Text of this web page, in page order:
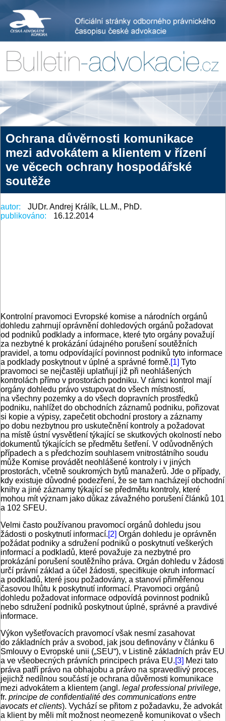
Ochrana důvěrnosti komunikace
mezi advokátem a klientem v řízení
ve věcech ochrany hospodářské
soutěže
autor:
JUDr. Andrej Králík, LL.M., PhD.
publikováno:
16.12.2014
Kontrolní pravomoci Evropské komise a národních orgánů
dohledu zahrnují oprávnění dohledových orgánů požadovat
od podniků podklady a informace, které tyto orgány považují
za nezbytné k prokázání údajného porušení soutěžních
pravidel, a tomu odpovídající povinnost podniků tyto informace
a podklady poskytnout v úplné a správné formě.[1] Tyto
pravomoci se nejčastěji uplatňují již při neohlášených
kontrolách přímo v prostorách podniku. V rámci kontrol mají
orgány dohledu právo vstupovat do všech místností,
na všechny pozemky a do všech dopravních prostředků
podniku, nahlížet do obchodních záznamů podniku, pořizovat
si kopie a výpisy, zapečetit obchodní prostory a záznamy
po dobu nezbytnou pro uskutečnění kontroly a požadovat
na místě ústní vysvětlení týkající se skutkových okolností nebo
dokumentů týkajících se předmětu šetření. V odůvodněných
případech a s předchozím souhlasem vnitrostátního soudu
může Komise provádět neohlášené kontroly i v jiných
prostorách, včetně soukromých bytů manažerů. Jde o případy,
kdy existuje důvodné podezření, že se tam nacházejí obchodní
knihy a jiné záznamy týkající se předmětu kontroly, které
mohou mít význam jako důkaz závažného porušení článků 101
a 102 SFEU.
Velmi často používanou pravomocí orgánů dohledu jsou
žádosti o poskytnutí informací.[2] Orgán dohledu je oprávněn
požádat podniky a sdružení podniků o poskytnutí veškerých
informací a podkladů, které považuje za nezbytné pro
prokázání porušení soutěžního práva. Orgán dohledu v žádosti
určí právní základ a účel žádosti, specifikuje okruh informací
a podkladů, které jsou požadovány, a stanoví přiměřenou
časovou lhůtu k poskytnutí informací. Pravomoci orgánů
dohledu požadovat informace odpovídá povinnost podniků
nebo sdružení podniků poskytnout úplné, správné a pravdivé
informace.
Výkon vyšetřovacích pravomocí však nesmí zasahovat
do základních práv a svobod, jak jsou definovány v článku 6
Smlouvy o Evropské unii („SEU“), v Listině základních práv EU
a ve všeobecných právních principech práva EU.[3] Mezi tato
práva patří právo na obhajobu a právo na spravedlivý proces,
jejichž nedílnou součástí je ochrana důvěrnosti komunikace
mezi advokátem a klientem (angl. legal professional privilege,
fr. principe de confidentialité des communications entre
avocats et clients). Vychází se přitom z požadavku, že advokát
a klient by měli mít možnost neomezeně komunikovat o všech